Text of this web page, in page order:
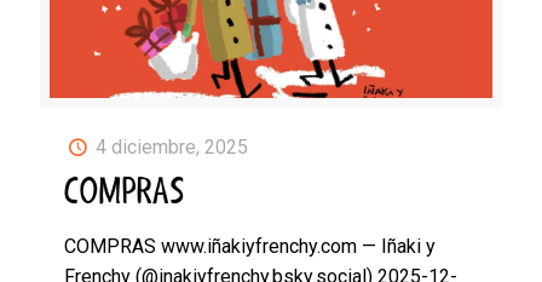
4 diciembre, 2025
COMPRAS
COMPRAS www.iñakiyfrenchy.com — Iñaki y
Frenchy (@inakiyfrenchy.bsky.social) 2025-12-